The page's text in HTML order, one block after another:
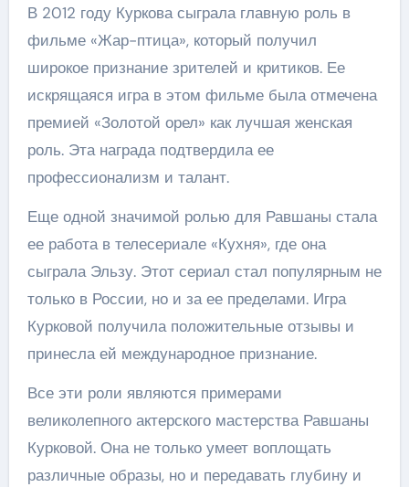
В 2012 году Куркова сыграла главную роль в
фильме «Жар-птица», который получил
широкое признание зрителей и критиков. Ее
искрящаяся игра в этом фильме была отмечена
премией «Золотой орел» как лучшая женская
роль. Эта награда подтвердила ее
профессионализм и талант.
Еще одной значимой ролью для Равшаны стала
ее работа в телесериале «Кухня», где она
сыграла Эльзу. Этот сериал стал популярным не
только в России, но и за ее пределами. Игра
Курковой получила положительные отзывы и
принесла ей международное признание.
Все эти роли являются примерами
великолепного актерского мастерства Равшаны
Курковой. Она не только умеет воплощать
различные образы, но и передавать глубину и